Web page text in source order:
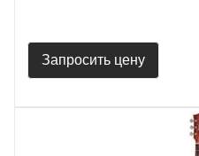
Запросить цену